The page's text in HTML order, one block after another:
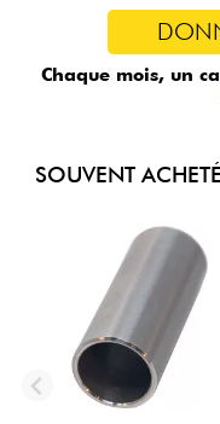
Chaque mois, un
SOUVENT